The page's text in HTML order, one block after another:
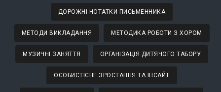
ДОРОЖНІ НОТАТКИ ПИСЬМЕННИКА
МЕТОДИ ВИКЛАДАННЯ МЕТОДИКА РОБОТИ З ХОРОМ
МУЗИЧНІ ЗАНЯТТЯ ОРГАНІЗАЦІЯ ДИТЯЧОГО ТАБОРУ
ОСОБИСТІСНЕ ЗРОСТАННЯ ТА ІНСАЙТ